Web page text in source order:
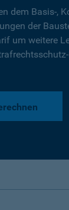
dem Basis-,
der
um weitere